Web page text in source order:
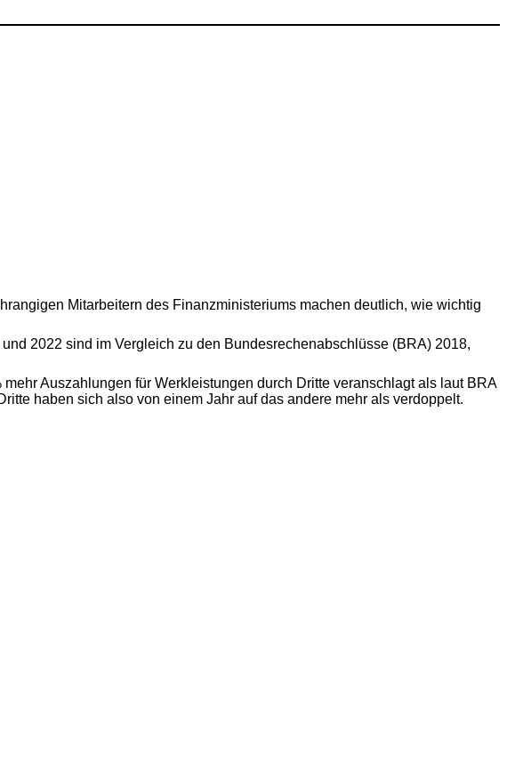
Mitarbeitern des Finanzministeriums machen deutlich, wie wichtig
2022 sind im Vergleich zu den Bundesrechenabschlüsse (BRA) 2018,
Auszahlungen für Werkleistungen durch Dritte veranschlagt als laut BRA
haben sich also von einem Jahr auf das andere mehr als verdoppelt.